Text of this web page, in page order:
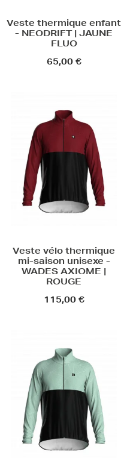
Veste thermique enfant
- NEODRIFT | JAUNE
FLUO
65,00 €
Veste vélo thermique
mi-saison unisexe -
WADES AXIOME |
ROUGE
115,00 €